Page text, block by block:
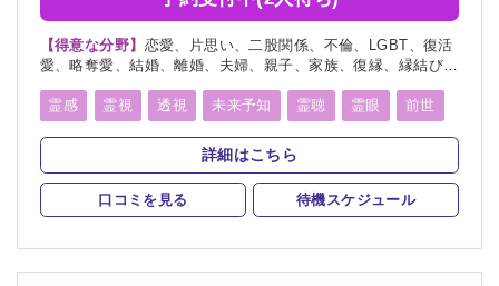
【得意な分野】 恋愛、片思い、二股関係、不倫、LGBT、復活
愛、略奪愛、結婚、離婚、夫婦、親子、家族、復縁、縁結び、
職、進路、未来、介護、健康、金運、仕事、引越し、開運、故
人、教育、過去、浮気、総合運、運勢、心霊相談、心霊写真
霊感 霊視 透視 未来予知 霊聴 霊眼 前世
言霊 守護霊 死者霊の降霊 縁結び 祈願
波動修正 チャネリング オーラリーディング
チャクラ スピリチュアルカウンセリング オーラ
詳細はこちら
口コミを見る 待機スケジュール